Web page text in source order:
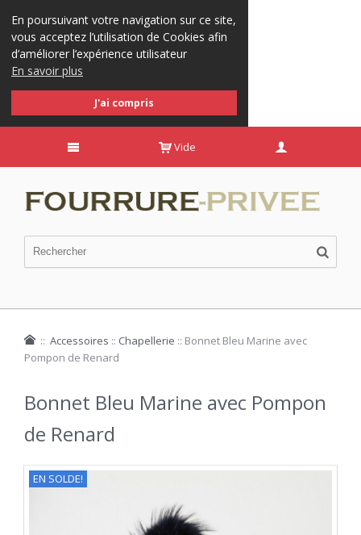
En poursuivant votre navigation sur ce site,
vous acceptez l’utilisation de Cookies afin
d’améliorer l’expérience utilisateur
En savoir plus
J'ai compris
Vide
:: Accessoires :: Chapellerie :: Bonnet Bleu Marine avec
Pompon de Renard
Bonnet Bleu Marine avec Pompon
de Renard
EN SOLDE!